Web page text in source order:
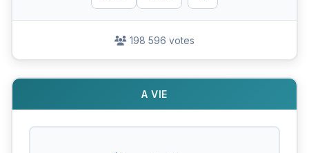
198 596 votes
A VIE